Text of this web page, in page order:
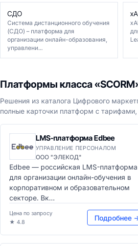
СДО
Система дистанционного обучения
(СДО) – платформа для
организации онлайн-образования,
управлени...
Платформы класса
Решения из каталога Цифрового
полные карточки платформ с
LMS-платформа Edbee
УПРАВЛЕНИЕ ПЕРСОНАЛОМ
ООО "ЭЛЕКОД"
Edbee — российская LMS-платформа
для организации онлайн-обучения в
корпоративном и образовательном
секторе. Вк...
Цена по запросу
★ 4.8
Подробнее